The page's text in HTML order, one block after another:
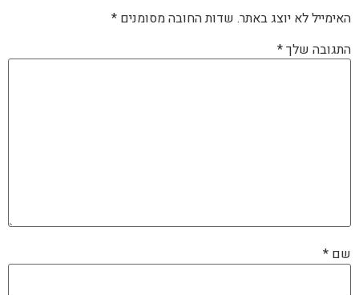
האימייל לא יוצג באתר. שדות החובה מסומנים *
התגובה שלך*
שם *